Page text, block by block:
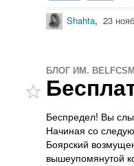
Shahta, 23
БЛОГ ИМ. BELFCSM
Беспредел! Вы
Начиная со
Боярский
вышеупомянутой